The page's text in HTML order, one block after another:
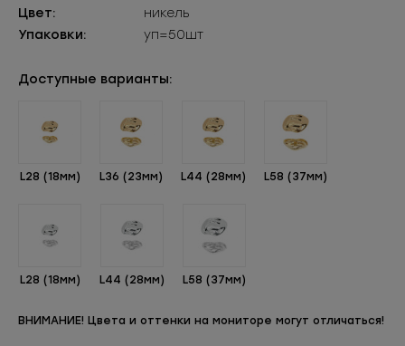
Цвет:
никель
Упаковки:
уп=50шт
Доступные варианты:
L28 (18мм) L36 (23мм) L44 (28мм) L58 (37мм)
L28 (18мм) L44 (28мм) L58 (37мм)
ВНИМАНИЕ! Цвета и оттенки на мониторе могут отличаться!